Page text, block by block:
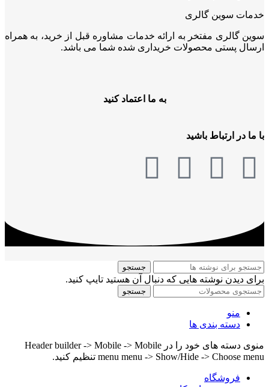
خدمات سوین گالری
سوین گالری مفتخر به ارائه خدمات مشاوره قبل از خرید، به همراه
ارسال پستی محصولات خریداری شده شما می باشد.
به ما اعتماد کنید
با ما در ارتباط باشید
جستجو
برای دیدن نوشته هایی که دنبال آن هستید تایپ کنید.
جستجو
منو
دسته بندی ها
منوی دسته های خود را در Header builder -> Mobile -> Mobile
menu menu -> Show/Hide -> Choose menu تنظیم کنید.
فروشگاه